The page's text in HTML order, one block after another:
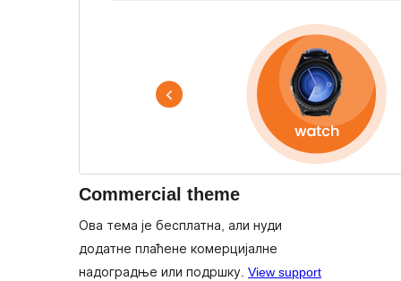
Commercial theme
Ова тема је бесплатна, али нуди
додатне плаћене комерцијалне
надоградње или подршку. View support